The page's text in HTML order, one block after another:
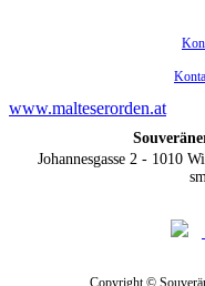
www.malteserorden.at
Johannesgasse 2 - 1010